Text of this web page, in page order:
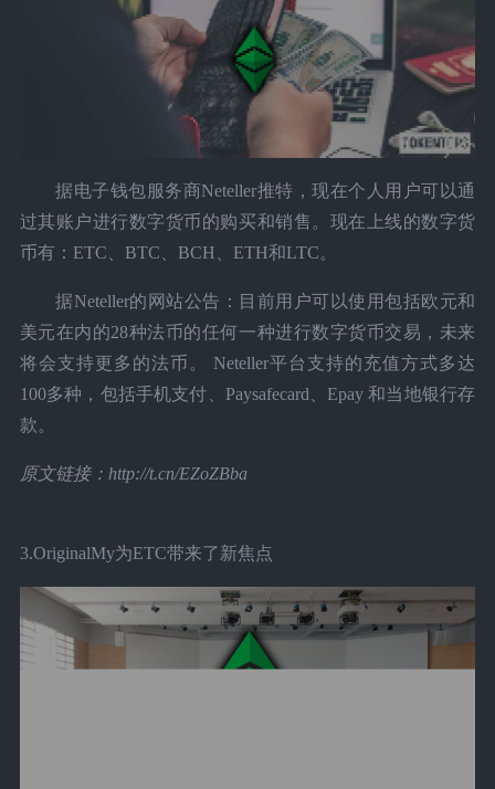
据电子钱包服务商Neteller推特，现在个人用户可以通
过其账户进行数字货币的购买和销售。现在上线的数字货
币有：ETC、BTC、BCH、ETH和LTC。
据Neteller的网站公告：目前用户可以使用包括欧元和
美元在内的28种法币的任何一种进行数字货币交易，未来
将会支持更多的法币。 Neteller平台支持的充值方式多达
100多种，包括手机支付、Paysafecard、Epay 和当地银行存
款。
原文链接：http://t.cn/EZoZBba
3.OriginalMy为ETC带来了新焦点